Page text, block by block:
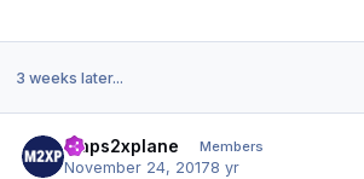
3 weeks later...
maps2xplane Members
November 24, 20178 yr